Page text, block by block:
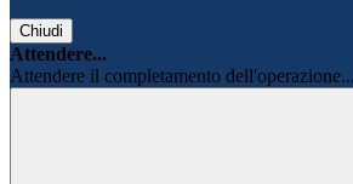
Chiudi
Attendere...
Attendere il completamento dell'operazione...